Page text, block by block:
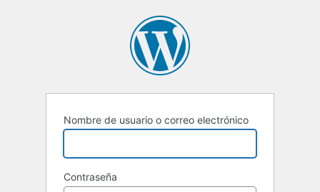
Nombre de usuario o correo electrónico
Contraseña